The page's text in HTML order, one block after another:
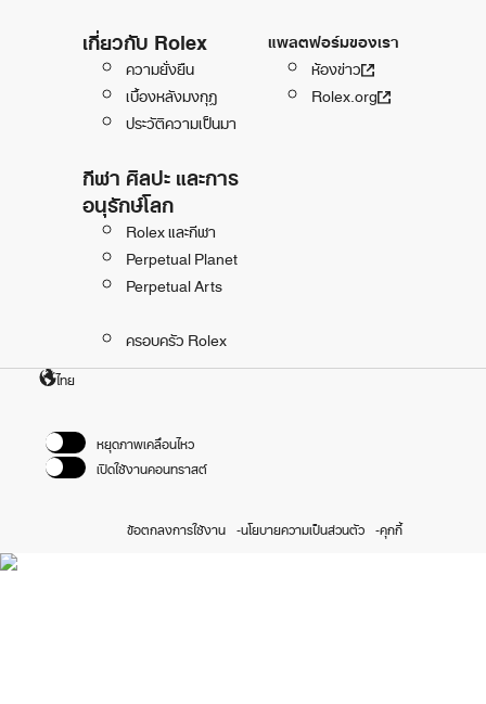
เกี่ยวกับ Rolex
ความยั่งยืน
เบื้องหลังมงกุฎ
ประวัติความเป็นมา
กีฬา ศิลปะ และการ
อนุรักษ์โลก
Rolex และกีฬา
Perpetual Planet
Perpetual Arts
ครอบครัว Rolex
แพลตฟอร์มของเรา
ห้องข่าว
Rolex.org
ไทย
หยุดภาพเคลื่อนไหว
เปิดใช้งานคอนทราสต์
ข้อตกลงการใช้งาน นโยบายความเป็นส่วนตัว คุกกี้